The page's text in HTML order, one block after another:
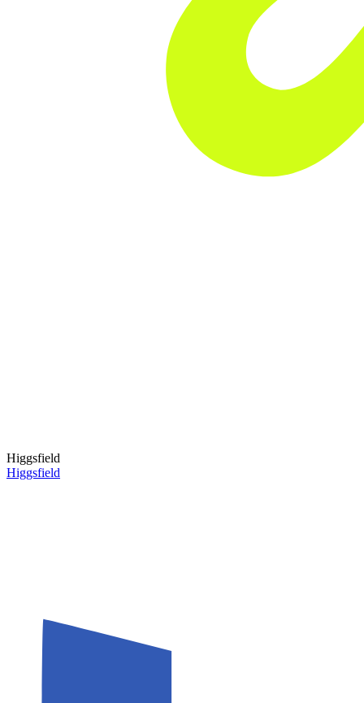
Higgsfield
Higgsfield